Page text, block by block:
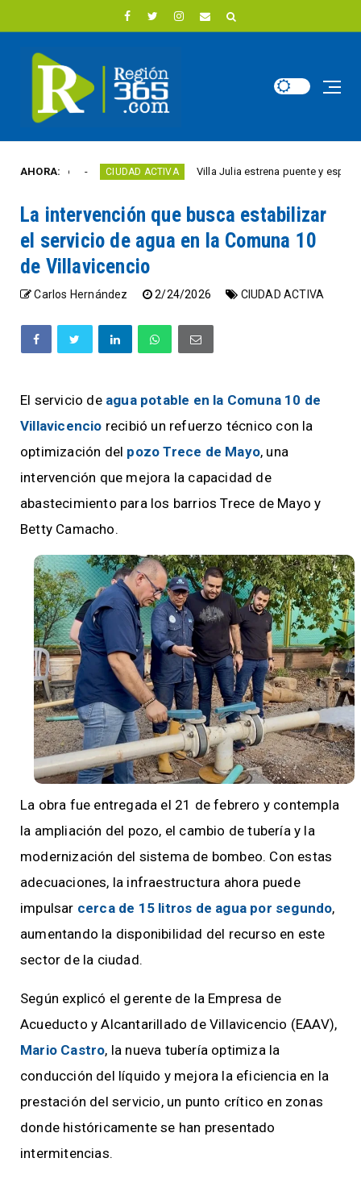
AHORA:
año CIUDAD ACTIVA Villa Julia estrena puente y espacios
La intervención que busca estabilizar
el servicio de agua en la Comuna 10
de Villavicencio
Carlos Hernández 2/24/2026 CIUDAD ACTIVA
El servicio de agua potable en la Comuna 10 de
Villavicencio recibió un refuerzo técnico con la
optimización del pozo Trece de Mayo, una
intervención que mejora la capacidad de
abastecimiento para los barrios Trece de Mayo y
Betty Camacho.
La obra fue entregada el 21 de febrero y contempla
la ampliación del pozo, el cambio de tubería y la
modernización del sistema de bombeo. Con estas
adecuaciones, la infraestructura ahora puede
impulsar cerca de 15 litros de agua por segundo,
aumentando la disponibilidad del recurso en este
sector de la ciudad.
Según explicó el gerente de la Empresa de
Acueducto y Alcantarillado de Villavicencio (EAAV),
Mario Castro, la nueva tubería optimiza la
conducción del líquido y mejora la eficiencia en la
prestación del servicio, un punto crítico en zonas
donde históricamente se han presentado
intermitencias.